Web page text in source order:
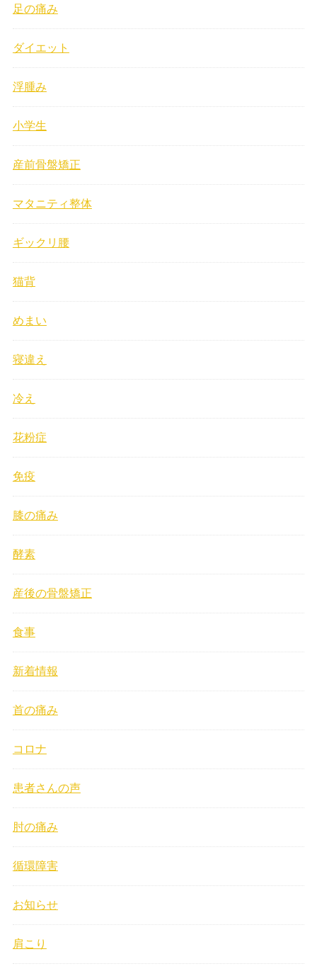
足の痛み
ダイエット
浮腫み
小学生
産前骨盤矯正
マタニティ整体
ギックリ腰
猫背
めまい
寝違え
冷え
花粉症
免疫
膝の痛み
酵素
産後の骨盤矯正
食事
新着情報
首の痛み
コロナ
患者さんの声
肘の痛み
循環障害
お知らせ
肩こり